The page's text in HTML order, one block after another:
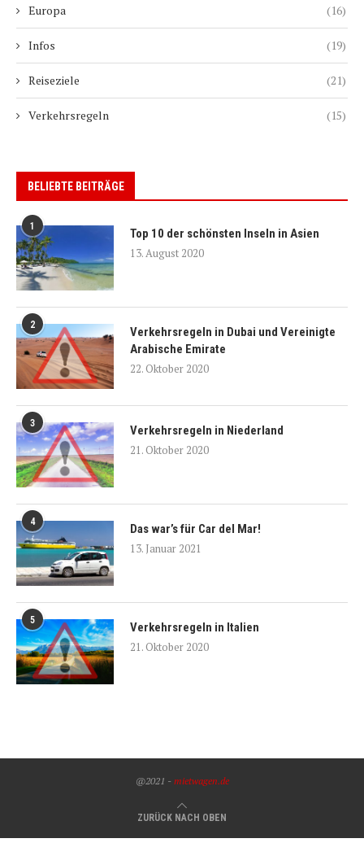
Europa (16)
Infos (19)
Reiseziele (21)
Verkehrsregeln (15)
BELIEBTE BEITRÄGE
1
Top 10 der schönsten Inseln in Asien
13. August 2020
2
Verkehrsregeln in Dubai und Vereinigte
Arabische Emirate
22. Oktober 2020
3
Verkehrsregeln in Niederland
21. Oktober 2020
4
Das war’s für Car del Mar!
13. Januar 2021
5
Verkehrsregeln in Italien
21. Oktober 2020
@2021 - mietwagen.de
ZURÜCK NACH OBEN